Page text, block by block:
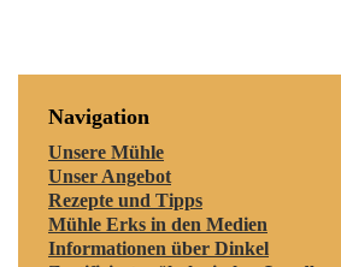
Navigation
Unsere Mühle
Unser Angebot
Rezepte und Tipps
Mühle Erks in den Medien
Informationen über Dinkel